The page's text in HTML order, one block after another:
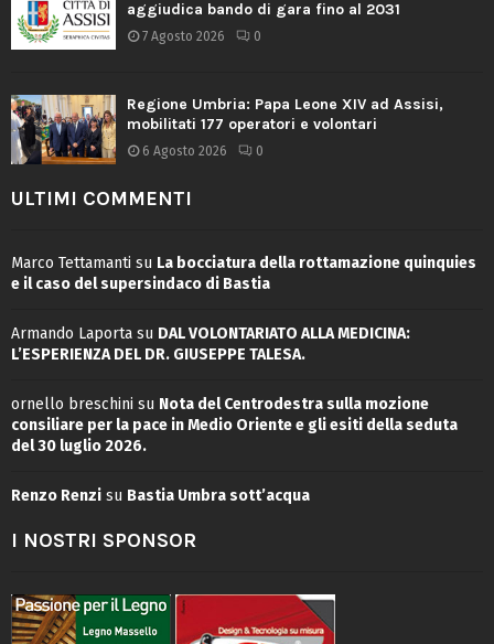
aggiudica bando di gara fino al 2031
7 Agosto 2026 0
Regione Umbria: Papa Leone XIV ad Assisi,
mobilitati 177 operatori e volontari
6 Agosto 2026 0
ULTIMI COMMENTI
Marco Tettamanti su La bocciatura della rottamazione quinquies
e il caso del supersindaco di Bastia
Armando Laporta su DAL VOLONTARIATO ALLA MEDICINA:
L’ESPERIENZA DEL DR. GIUSEPPE TALESA.
ornello breschini su Nota del Centrodestra sulla mozione
consiliare per la pace in Medio Oriente e gli esiti della seduta
del 30 luglio 2026.
Renzo Renzi su Bastia Umbra sott’acqua
I NOSTRI SPONSOR